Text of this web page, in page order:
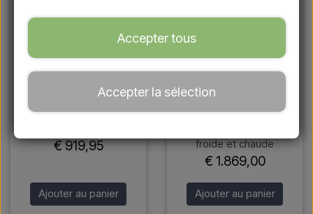
piscine autoportante en
inox - eau froide / une
€ 919,95
Ajouter au panier
extérieure autoportante
avec douchette en
froide et chaude
€ 1.869,00
Ajouter au panier
Accepter tous
Accepter la sélection